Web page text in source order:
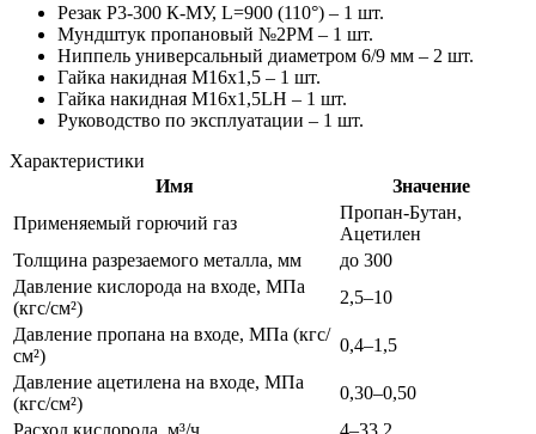
Резак Р3-300 К-МУ, L=900 (110°) – 1 шт.
Мундштук пропановый №2PM – 1 шт.
Ниппель универсальный диаметром 6/9 мм – 2 шт.
Гайка накидная M16х1,5 – 1 шт.
Гайка накидная M16х1,5LH – 1 шт.
Руководство по эксплуатации – 1 шт.
Характеристики
Имя
Значение
Применяемый горючий газ
Пропан-Бутан,
Ацетилен
Толщина разрезаемого металла, мм
до 300
Давление кислорода на входе, МПа
(кгс/см²)
2,5–10
Давление пропана на входе, МПа (кгс/
см²)
0,4–1,5
Давление ацетилена на входе, МПа
(кгс/см²)
0,30–0,50
Расход кислорода, м³/ч
4–33,2